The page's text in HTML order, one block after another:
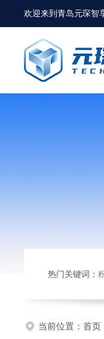
欢迎来到青岛元琛智
热门关键词：
当前位置： 首页